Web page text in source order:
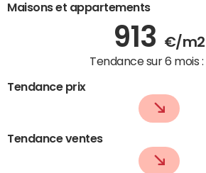
Maisons et appartements
913 €/m2
Tendance sur 6 mois :
Tendance prix
Tendance ventes